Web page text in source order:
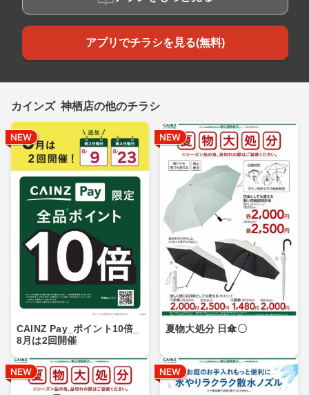
アプリでチラシを見る(無料)
カインズ 神栖店の他のチラシ
CAINZ Pay_ポイント10倍_
8月は2回開催
夏物大処分 日傘〇